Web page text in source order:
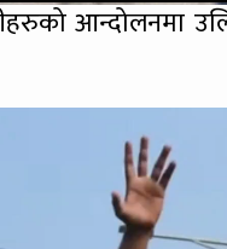
आन्दोलनमा